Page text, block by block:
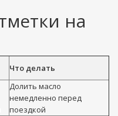
на
Что делать
Долить масло
немедленно перед
поездкой